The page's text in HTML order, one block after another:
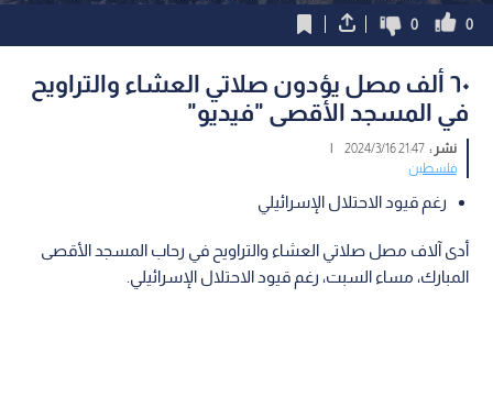
0
0
٦٠ ألف مصل يؤدون صلاتي العشاء والتراويح
في المسجد الأقصى "فيديو"
نشر :21:47 2024/3/16
|
فلسطين
رغم قيود الاحتلال الإسرائيلي
أدى آلاف مصل صلاتي العشاء والتراويح في رحاب المسجد الأقصى
المبارك، مساء السبت، رغم قيود الاحتلال الإسرائيلي.